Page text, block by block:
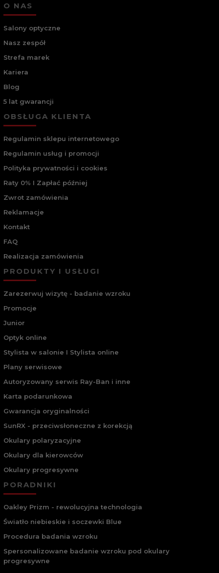
O NAS
Salony optyczne
Nasz zespół
Strefa marek
Kariera
Blog
5 lat gwarancji
OBSŁUGA KLIENTA
Regulamin sklepu internetowego
Regulamin usług i promocji
Polityka prywatności i cookies
Raty 0% I Zapłać później
Zwrot zamówienia
Reklamacje
Kontakt
FAQ
Realizacja zamówienia
PRODUKTY I USŁUGI
Zarezerwuj wizytę - badanie wzroku
Promocje
Junior
Optyk online
Stylista w salonie I Stylista online
Plany serwisowe
Autoryzowany serwis Ray-Ban i inne
Karta podarunkowa
Gwarancja oryginalności
SunRX - przeciwsłoneczne z korekcją
Okulary polaryzacyjne
Okulary dla kierowców
Okulary progresywne
PORADNIKI
Oakley Prizm - rewolucyjna technologia
Światło niebieskie i soczewki Blue
Procedura badania wzroku
Spersonalizowane badanie wzroku pod okulary
progresywne